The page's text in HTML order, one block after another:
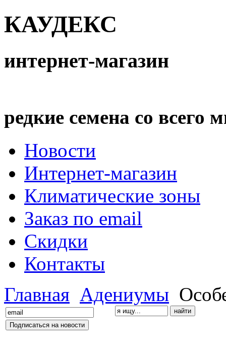
КАУДЕКС
интернет-магазин
редкие семена со всего
Новости
Интернет-магазин
Климатические зоны
Заказ по email
Скидки
Контакты
Главная Адениумы